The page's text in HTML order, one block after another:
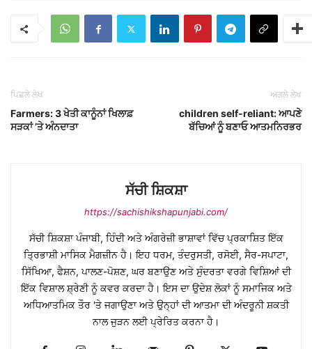
ਪਿਛਲੇ ਲੇਖ
Farmers: 3 ਖੇਤੀ ਕਾਨੂੰਨਾਂ ਖਿਲਾਫ਼
ਸੜਕਾਂ ’ਤੇ ਅੰਨਦਾਤਾ
ਅਗਲੇ ਲੇਖ
children self-reliant: ਆਪਣੇ
ਬੱਚਿਆਂ ਨੂੰ ਬਣਾਓ ਆਤਮਨਿਰਭਰ
ਸੱਚੀ ਸ਼ਿਕਸ਼ਾ
https://sachishikshapunjabi.com/
ਸੱਚੀ ਸ਼ਿਕਸ਼ਾ ਪੰਜਾਬੀ, ਹਿੰਦੀ ਅਤੇ ਅੰਗਰੇਜ਼ੀ ਭਾਸ਼ਾਵਾਂ ਵਿੱਚ ਪ੍ਰਕਾਸ਼ਿਤ ਇੱਕ
ਤ੍ਰਿਭਾਸ਼ੀ ਮਾਸਿਕ ਮੈਗਜ਼ੀਨ ਹੈ। ਇਹ ਧਰਮ, ਤੰਦਰੁਸਤੀ, ਰਸੋਈ, ਸੈਰ-ਸਪਾਟਾ,
ਸਿੱਖਿਆ, ਫੈਸ਼ਨ, ਪਾਲਣ-ਪੋਸ਼ਣ, ਘਰ ਬਣਾਉਣ ਅਤੇ ਸੁੰਦਰਤਾ ਵਰਗੇ ਵਿਸ਼ਿਆਂ ਦੀ
ਇੱਕ ਵਿਸ਼ਾਲ ਸ਼੍ਰੇਣੀ ਨੂੰ ਕਵਰ ਕਰਦਾ ਹੈ। ਇਸ ਦਾ ਉਦੇਸ਼ ਲੋਕਾਂ ਨੂੰ ਸਮਾਜਿਕ ਅਤੇ
ਅਧਿਆਤਮਿਕ ਤੌਰ 'ਤੇ ਜਗਾਉਣਾ ਅਤੇ ਉਨ੍ਹਾਂ ਦੀ ਆਤਮਾ ਦੀ ਅੰਦਰੂਨੀ ਸ਼ਕਤੀ
ਨਾਲ ਜੁੜਨ ਲਈ ਪ੍ਰੇਰਿਤ ਕਰਨਾ ਹੈ।